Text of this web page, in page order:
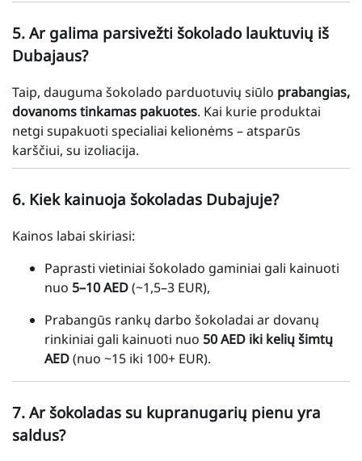
5. Ar galima parsivežti šokolado lauktuvių iš
Dubajaus?
Taip, dauguma šokolado parduotuvių siūlo prabangias,
dovanoms tinkamas pakuotes. Kai kurie produktai
netgi supakuoti specialiai kelionėms – atsparūs
karščiui, su izoliacija.
6. Kiek kainuoja šokoladas Dubajuje?
Kainos labai skiriasi:
Paprasti vietiniai šokolado gaminiai gali kainuoti
nuo 5–10 AED(~1,5–3 EUR),
Prabangūs rankų darbo šokoladai ar dovanų
rinkiniai gali kainuoti nuo 50 AED iki kelių šimtų
AED(nuo ~15 iki 100+ EUR).
7. Ar šokoladas su kupranugarių pienu yra
saldus?